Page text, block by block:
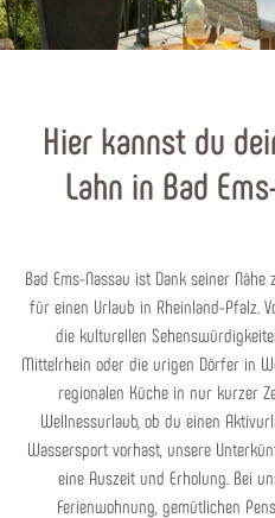
Hier kannst du
Lahn in Bad
Bad Ems-Nassau ist Dank seiner
für einen Urlaub in Rheinland-Pfalz.
die kulturellen
Mittelrhein oder die urigen Dörfer in
regionalen Küche in nur kurzer
Wellnessurlaub, ob du einen
Wassersport vorhast, unsere
eine Auszeit und Erholung. Bei
Ferienwohnung, gemütlichen